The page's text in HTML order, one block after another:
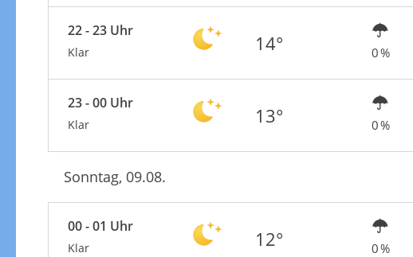
22 - 23 Uhr
Klar 14° 0 %
23 - 00 Uhr
Klar 13° 0 %
Sonntag, 09.08.
00 - 01 Uhr
Klar 12° 0 %